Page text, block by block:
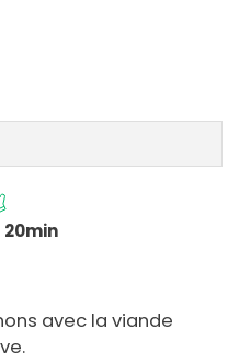
20min
avec la viande